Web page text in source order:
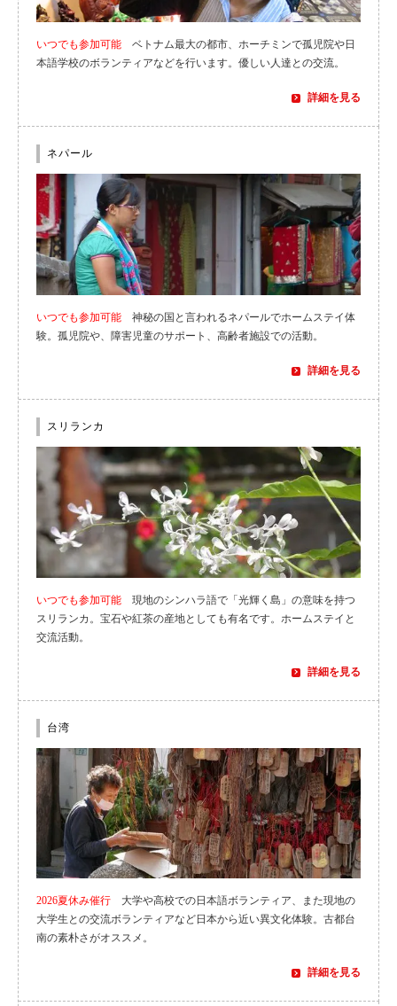
いつでも参加可能 ベトナム最大の都市、ホーチミンで孤児院や日
本語学校のボランティアなどを行います。優しい人達との交流。
詳細を見る
ネパール
いつでも参加可能 神秘の国と言われるネパールでホームステイ体
験。孤児院や、障害児童のサポート、高齢者施設での活動。
詳細を見る
スリランカ
いつでも参加可能 現地のシンハラ語で「光輝く島」の意味を持つ
スリランカ。宝石や紅茶の産地としても有名です。ホームステイと
交流活動。
詳細を見る
台湾
2026夏休み催行 大学や高校での日本語ボランティア、また現地の
大学生との交流ボランティアなど日本から近い異文化体験。古都台
南の素朴さがオススメ。
詳細を見る